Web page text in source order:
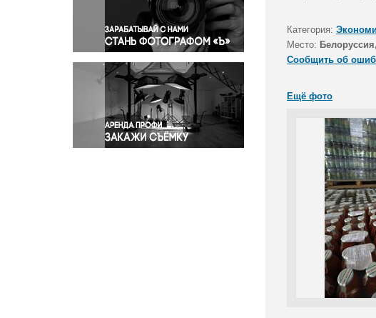
Правосудие
Происшествия и конфликты
Религия
Светская жизнь
Спорт
Экология
Экономика и бизнес
Категория:
Место:
Сообщить об
Ещё фото